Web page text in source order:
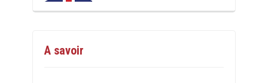
A savoir